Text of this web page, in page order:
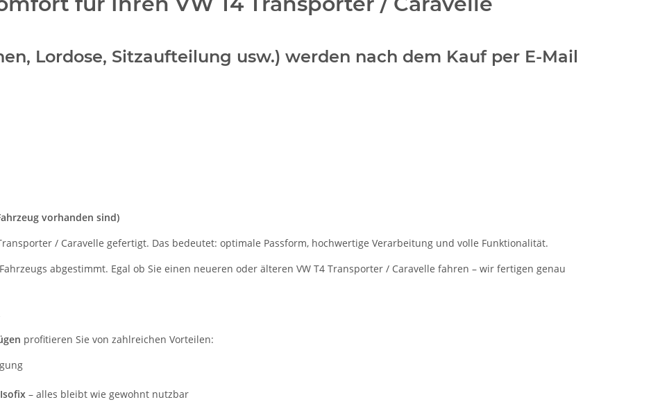
Lordose, Sitzaufteilung usw.) werden nach dem Kauf per E-Mail
vorhanden sind)
/ Caravelle gefertigt. Das bedeutet: optimale Passform, hochwertige Verarbeitung und volle Funktionalität.
abgestimmt. Egal ob Sie einen neueren oder älteren VW T4 Transporter / Caravelle fahren – wir fertigen genau
profitieren Sie von zahlreichen Vorteilen:
– alles bleibt wie gewohnt nutzbar